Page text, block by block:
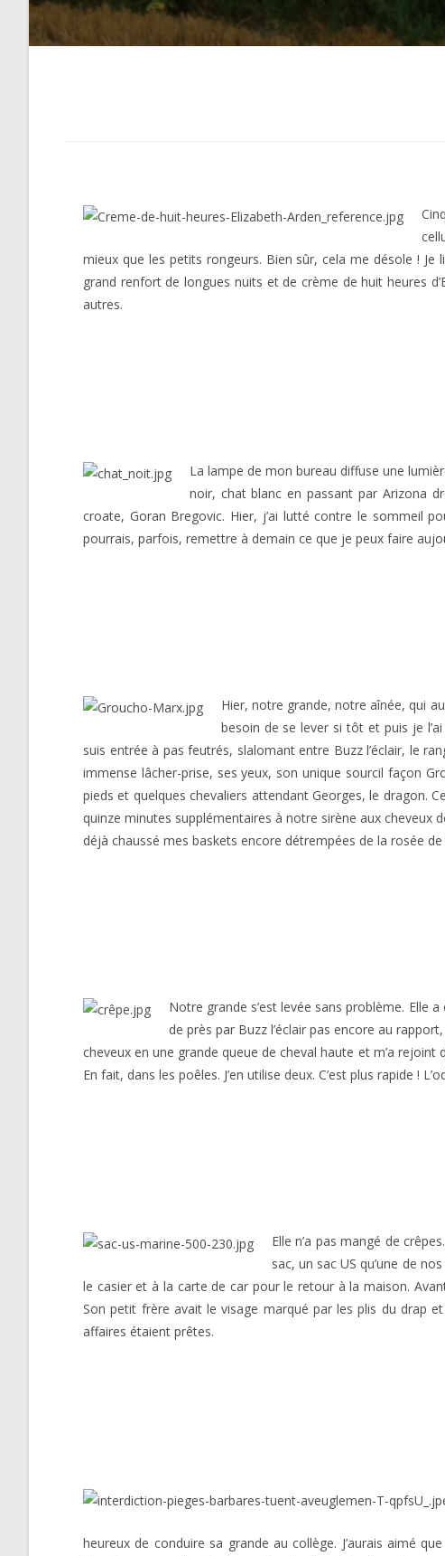
mieux que les petits rongeurs. Bien sûr, cela me désole !
grand renfort de longues nuits et de crème de huit heures
autres.
La lampe de mon bureau diffuse une
noir, chat blanc en passant par Arizona
croate, Goran Bregovic. Hier, j’ai lutté contre le sommeil
pourrais, parfois, remettre à demain ce que je peux faire
Hier, notre grande, notre aînée, qui
besoin de se lever si tôt et puis je
suis entrée à pas feutrés, slalomant entre Buzz l’éclair, le
immense lâcher-prise, ses yeux, son unique sourcil façon
pieds et quelques chevaliers attendant Georges, le dragon.
quinze minutes supplémentaires à notre sirène aux cheveux
déjà chaussé mes baskets encore détrempées de la rosée
Notre grande s’est levée sans problème.
de près par Buzz l’éclair pas encore au
cheveux en une grande queue de cheval haute et m’a
En fait, dans les poêles. J’en utilise deux. C’est plus rapide !
Elle n’a pas mangé de
sac, un sac US qu’une de
le casier et à la carte de car pour le retour à la maison.
Son petit frère avait le visage marqué par les plis du drap
affaires étaient prêtes.
heureux de conduire sa grande au collège. J’aurais aimé